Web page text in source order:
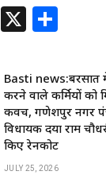
Li
k
e
dI
n
X
ar
e
Basti news:बरसात
करने वाले कर्मियों को
कवच, गणेशपुर नगर
विधायक दया राम
किए रेनकोट
JULY 25, 2026